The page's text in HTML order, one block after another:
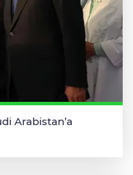
Arabistan’a